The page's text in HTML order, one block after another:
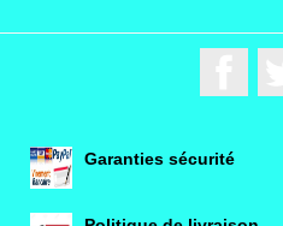
Garanties sécurité